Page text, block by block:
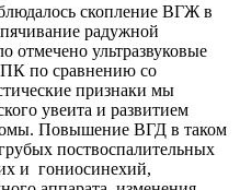
скопление ВГЖ в
радужной
ультразвуковые
по сравнению со
признаки мы
увеита и развитием
Повышение ВГД в таком
поствоспалительных
и гониосинехий,